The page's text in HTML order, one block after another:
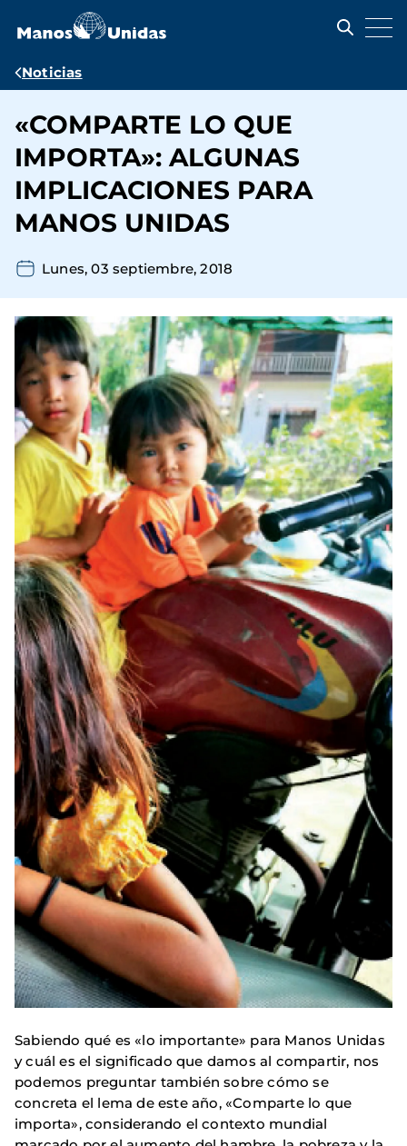
contenido
Ruta
navegación
Noticias
«COMPARTE LO QUE
IMPORTA»: ALGUNAS
IMPLICACIONES PARA
MANOS UNIDAS
Lunes, 03 septiembre, 2018
Sabiendo qué es «lo importante» para Manos Unidas
y cuál es el significado que damos al compartir, nos
podemos preguntar también sobre cómo se
concreta el lema de este año, «Comparte lo que
importa», considerando el contexto mundial